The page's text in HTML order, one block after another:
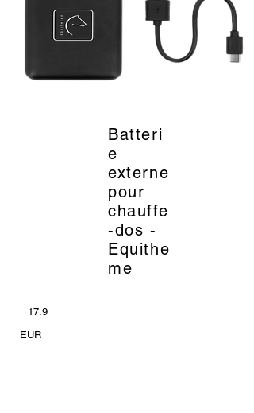
Batteri
e
externe
pour
chauffe
-dos -
Equithe
me
_
17.9
EUR